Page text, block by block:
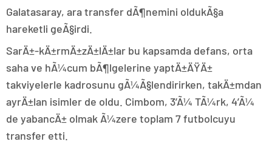
Galatasaray, ara transfer dÃ¶nemini oldukÃ§a
hareketli geÃ§irdi.
SarÄ±-kÄ±rmÄ±zÄ±lÄ±lar bu kapsamda defans, orta
saha ve hÃ¼cum bÃ¶lgelerine yaptÄ±ÄŸÄ±
takviyelerle kadrosunu gÃ¼Ã§lendirirken, takÄ±mdan
ayrÄ±lan isimler de oldu. Cimbom, 3’Ã¼ TÃ¼rk, 4’Ã¼
de yabancÄ± olmak Ã¼zere toplam 7 futbolcuyu
transfer etti.